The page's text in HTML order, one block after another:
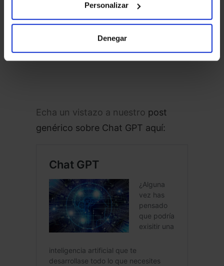
Personalizar
Denegar
Yoigo iphone 15 Pro Max
Echa un vistazo a nuestro post
genérico sobre Chat GPT aquí: